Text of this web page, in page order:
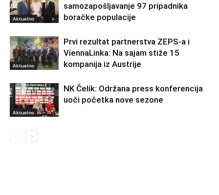
Aktuelno
samozapošljavanje 97 pripadnika
boračke populacije
Aktuelno
Prvi rezultat partnerstva ZEPS-a i
ViennaLinka: Na sajam stiže 15
kompanija iz Austrije
Aktuelno
NK Čelik: Održana press konferencija
uoči početka nove sezone